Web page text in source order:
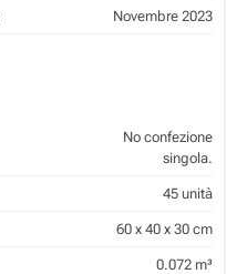
Novembre 2023
No confezione
singola.
45 unità
60 x 40 x 30 cm
0.072 m³